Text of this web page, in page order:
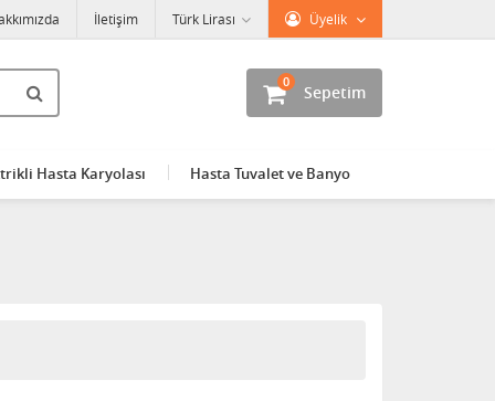
Üyelik
Türk Lirası
İletişim
Sepetim
0
Hasta Karyolası Hasta Tuvalet ve Banyo